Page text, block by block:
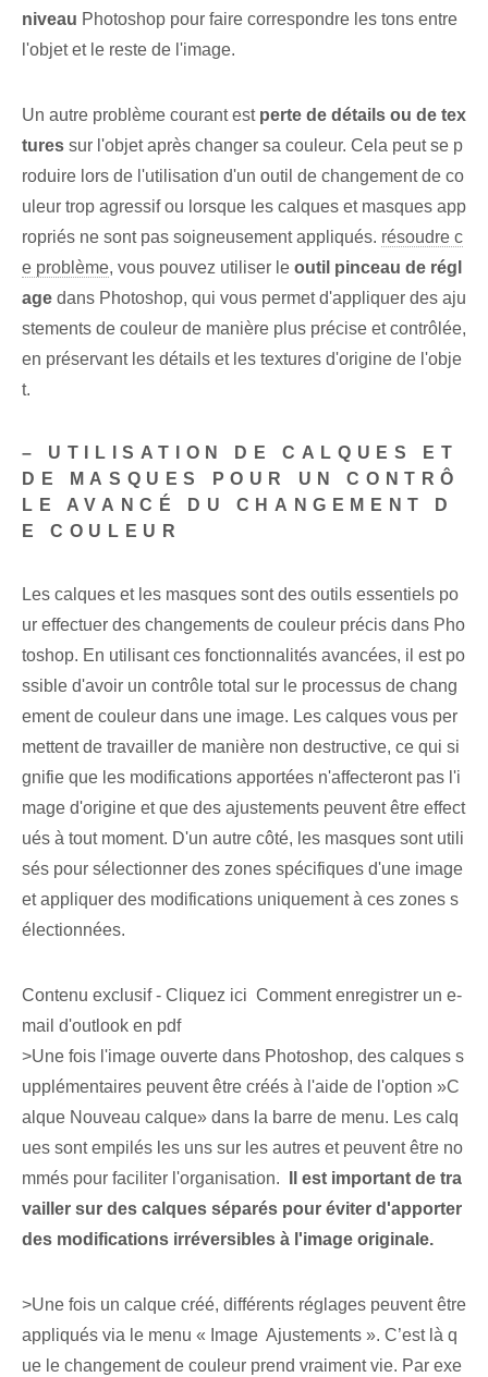
niveau Photoshop ⁣pour faire correspondre les tons‌ entre
l'objet ⁣et ⁣le reste⁢ de ⁢l'image.
Un autre problème courant est perte de détails ou de tex
tures sur ‌l'objet⁣ après ⁤changer⁢ sa ⁢couleur. Cela peut se p
roduire lors de l'utilisation d'un outil de changement de co
uleur trop agressif ou lorsque les calques et masques app
ropriés ne sont pas soigneusement appliqués. résoudre c
e problème, vous pouvez utiliser le outil pinceau de régl
age dans Photoshop, qui vous permet d'appliquer des aju
stements de couleur de manière plus précise et contrôlée,
en préservant les détails et les textures d'origine de l'obje
t.
– UTILISATION DE CALQUES ET
DE MASQUES POUR UN CONTRÔ
LE AVANCÉ DU CHANGEMENT D
E COULEUR
Les calques et les masques⁢ sont des outils essentiels po
ur effectuer des changements de couleur précis dans Pho
toshop. En utilisant ces fonctionnalités avancées, il est po
ssible d'avoir un contrôle total sur le processus de chang
ement de couleur dans une image. Les calques vous per
mettent de travailler de manière non destructive, ce qui si
gnifie que les modifications apportées n'affecteront pas l'i
mage d'origine et que des ajustements peuvent être effect
ués à tout moment. D'un autre côté, les masques sont utili
sés pour sélectionner des zones spécifiques d'une image
et appliquer des modifications uniquement à ces zones s
électionnées.
Contenu exclusif - Cliquez ici Comment enregistrer un e-
mail d'outlook en pdf
>Une fois l'image ouverte dans Photoshop, des calques s
upplémentaires peuvent être créés à l'aide de l'option ‌»C
alque​ Nouveau calque» dans la ⁣barre de menu. Les calq
ues sont empilés les uns sur les autres et peuvent être no
mmés pour faciliter l'organisation. ‌
Il est important de tra
vailler sur des calques séparés pour éviter d'apporter
des modifications irréversibles à l'image originale.
>Une fois un calque créé, différents réglages peuvent être
appliqués via le menu « Image​ ⁤ Ajustements ». C’est là q
ue le changement de couleur prend vraiment vie. Par exe